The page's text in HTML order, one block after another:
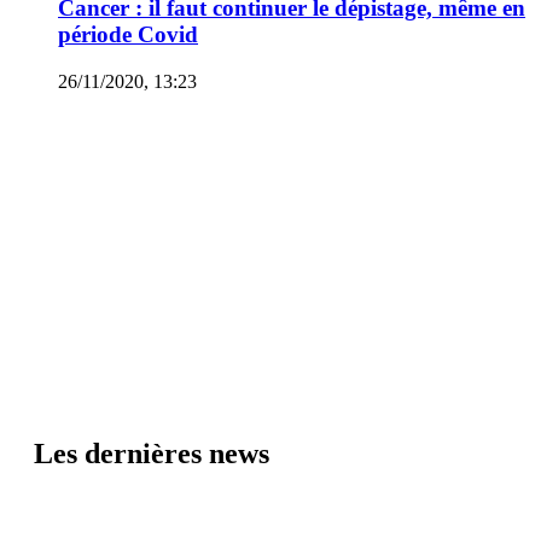
Cancer : il faut continuer le dépistage, même en
période Covid
26/11/2020, 13:23
Les dernières news